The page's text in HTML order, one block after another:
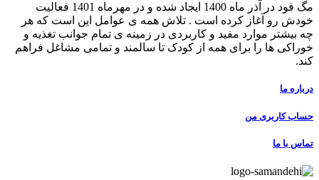
مگ فود در آذر ماه 1400 ایجاد شده و در مهرماه 1401 فعالیت
خودش رو آغاز کرده است . تلاش همه ی عوامل این است که هر
چه بیشتر موارد مفید و کاربردی در زمینه ی تمام جوانب تغذیه و
خوراکی ها را برای همه از کودک تا سالمند و تمامی مشاغل فراهم
کند.
درباره ما
حساب کاربری من
تماس با ما